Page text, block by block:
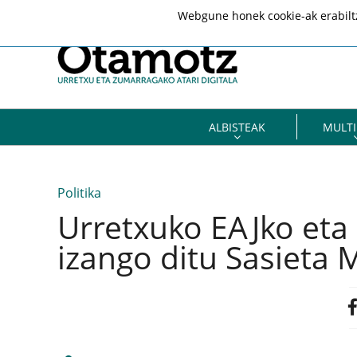
ALBISTEAK
Politika
Urretxuko EAJko
izango ditu Sasieta
Webgune honek cookie-ak